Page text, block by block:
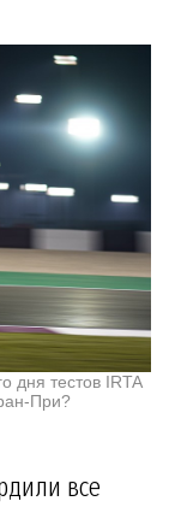
дня тестов IRTA
При?
все